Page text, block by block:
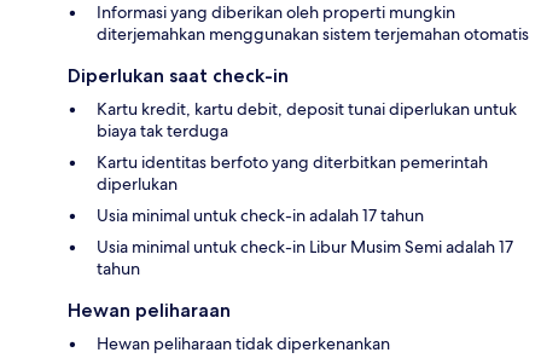
Informasi yang diberikan oleh properti mungkin
diterjemahkan menggunakan sistem terjemahan otomatis
Diperlukan saat check-in
Kartu kredit, kartu debit, deposit tunai diperlukan untuk
biaya tak terduga
Kartu identitas berfoto yang diterbitkan pemerintah
diperlukan
Usia minimal untuk check-in adalah 17 tahun
Usia minimal untuk check-in Libur Musim Semi adalah 17
tahun
Hewan peliharaan
Hewan peliharaan tidak diperkenankan